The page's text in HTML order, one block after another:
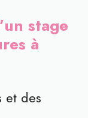
stage
à
et des